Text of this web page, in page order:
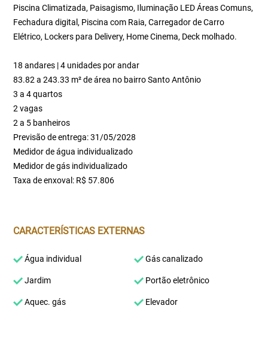
Piscina Climatizada, Paisagismo, Iluminação LED Áreas Comuns,
Fechadura digital, Piscina com Raia, Carregador de Carro
Elétrico, Lockers para Delivery, Home Cinema, Deck molhado.
18 andares | 4 unidades por andar
83.82 a 243.33 m² de área no bairro Santo Antônio
3 a 4 quartos
2 vagas
2 a 5 banheiros
Previsão de entrega: 31/05/2028
Medidor de água individualizado
Medidor de gás individualizado
Taxa de enxoval: R$ 57.806
CARACTERÍSTICAS EXTERNAS
Água individual Gás canalizado
Jardim Portão eletrônico
Aquec. gás Elevador